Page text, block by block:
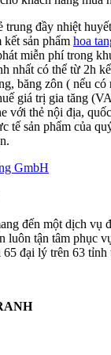
đầy nhiệt
kết sản phẩm hoa
miễn phí trong
nhất có thể từ 2h
băng zôn ( nếu
giá trị gia tăng
với thẻ nội địa,
tế sản phẩm của
GmbH
đến một dịch vụ
luôn tận tâm phục
đại lý trên 63 tỉnh